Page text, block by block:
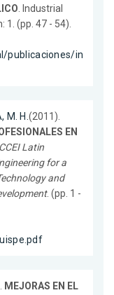
. Industrial
1. (pp. 47 - 54).
publicaciones/in
M. H.(2011).
EN
Latin
for a
and
. (pp. 1 -
MEJORAS EN EL